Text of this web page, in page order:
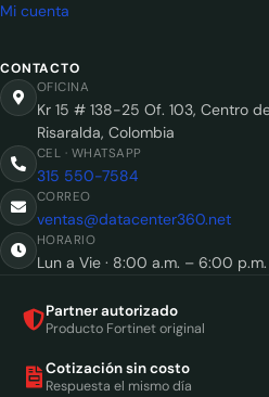
Mi cuenta
CONTACTO
OFICINA
Kr 15 # 138-25 Of. 103, Centro
Risaralda, Colombia
CEL · WHATSAPP
315 550-7584
CORREO
ventas@datacenter360.net
HORARIO
Lun a Vie · 8:00 a.m. – 6:00 p.m.
Partner autorizado
Producto Fortinet original
Cotización sin costo
Respuesta el mismo día